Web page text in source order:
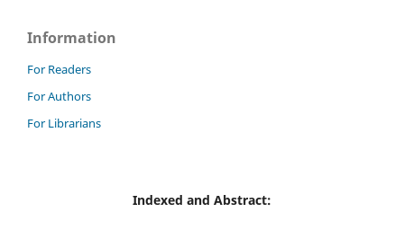
Information
For Readers
For Authors
For Librarians
Indexed and Abstract: